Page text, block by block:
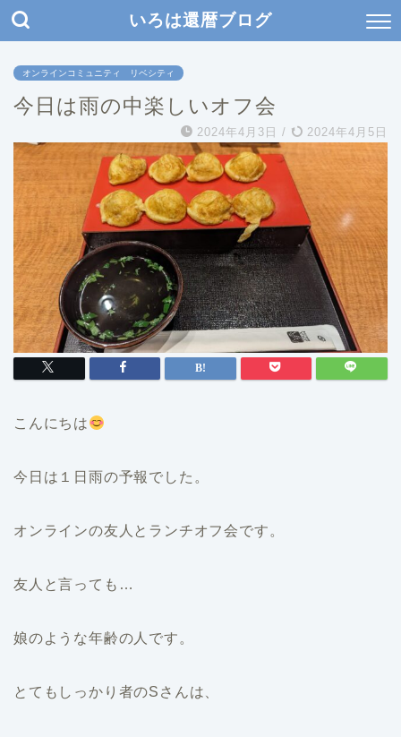
いろは還暦ブログ
オンラインコミュニティ リベシティ
今日は雨の中楽しいオフ会
2024年4月3日 / 2024年4月5日
こんにちは
今日は１日雨の予報でした。
オンラインの友人とランチオフ会です。
友人と言っても…
娘のような年齢の人です。
とてもしっかり者のSさんは、